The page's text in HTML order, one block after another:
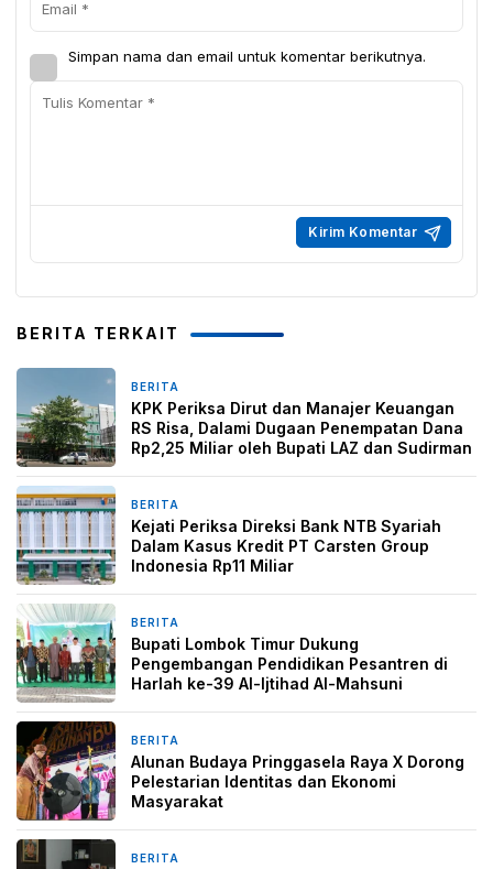
Simpan nama dan email untuk komentar berikutnya.
BERITA TERKAIT
BERITA
KPK Periksa Dirut dan Manajer Keuangan
RS Risa, Dalami Dugaan Penempatan Dana
Rp2,25 Miliar oleh Bupati LAZ dan Sudirman
BERITA
Kejati Periksa Direksi Bank NTB Syariah
Dalam Kasus Kredit PT Carsten Group
Indonesia Rp11 Miliar
BERITA
Bupati Lombok Timur Dukung
Pengembangan Pendidikan Pesantren di
Harlah ke-39 Al-Ijtihad Al-Mahsuni
BERITA
Alunan Budaya Pringgasela Raya X Dorong
Pelestarian Identitas dan Ekonomi
Masyarakat
BERITA